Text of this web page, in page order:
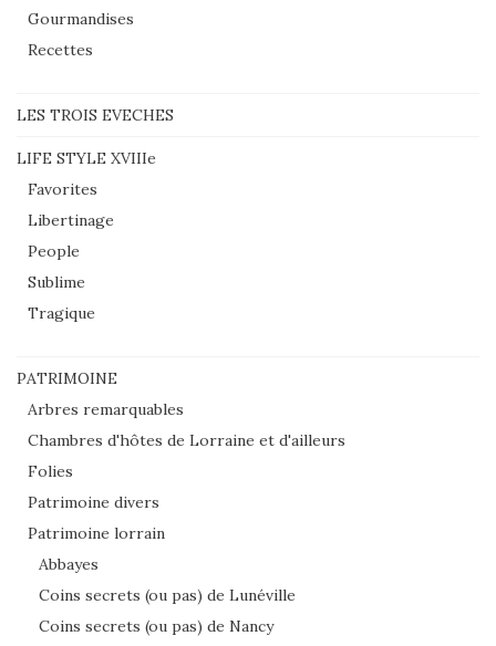
Gourmandises
Recettes
LES TROIS EVECHES
LIFE STYLE XVIIIe
Favorites
Libertinage
People
Sublime
Tragique
PATRIMOINE
Arbres remarquables
Chambres d'hôtes de Lorraine et d'ailleurs
Folies
Patrimoine divers
Patrimoine lorrain
Abbayes
Coins secrets (ou pas) de Lunéville
Coins secrets (ou pas) de Nancy